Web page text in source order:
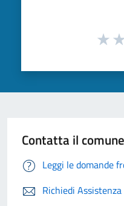
Contatta il comune
Leggi le domande
Richiedi Assistenza